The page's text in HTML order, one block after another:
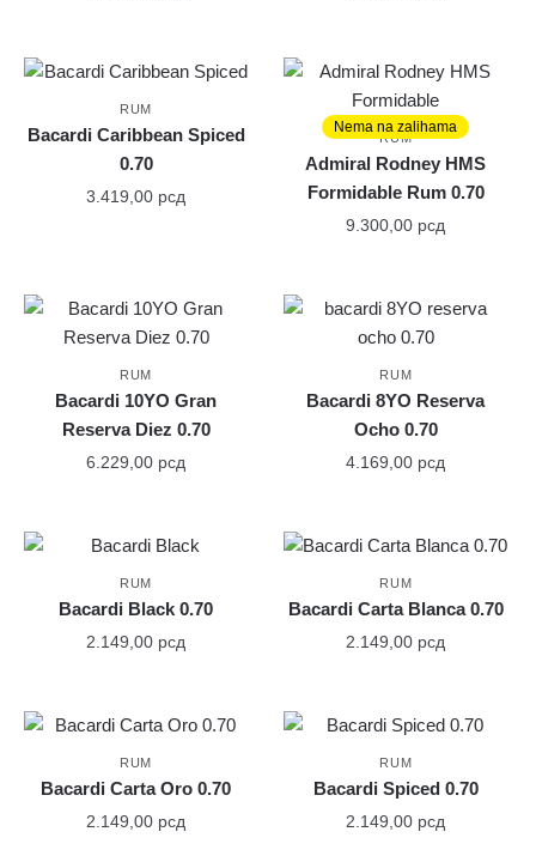
RUM
Bacardi Caribbean Spiced
0.70
3.419,00 рсд
Nema na zalihama
RUM
Admiral Rodney HMS
Formidable Rum 0.70
9.300,00 рсд
RUM
Bacardi 10YO Gran
Reserva Diez 0.70
6.229,00 рсд
RUM
Bacardi 8YO Reserva
Ocho 0.70
4.169,00 рсд
RUM
Bacardi Black 0.70
2.149,00 рсд
RUM
Bacardi Carta Blanca 0.70
2.149,00 рсд
RUM
Bacardi Carta Oro 0.70
2.149,00 рсд
RUM
Bacardi Spiced 0.70
2.149,00 рсд